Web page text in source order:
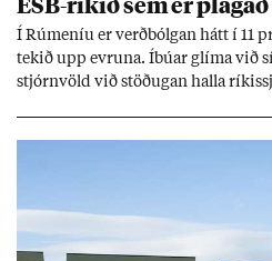
Í Rúm­en­íu er verð­bólg­an hátt í 11
tek­ið upp evr­una. Íbú­ar glíma við
stjórn­völd við stöð­ug­an halla